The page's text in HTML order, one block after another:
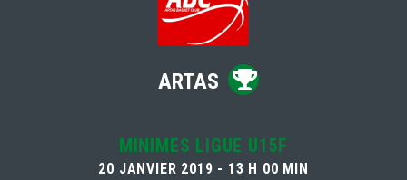
ARTAS
MINIMES LIGUE U15F
20 JANVIER 2019 - 13 H 00 MIN